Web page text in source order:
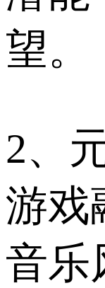
望。
2、
游戏
音乐